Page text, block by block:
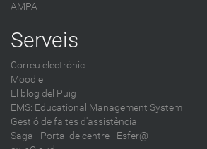
AMPA
Serveis
Correu electrònic
Moodle
El blog del Puig
EMS: Educational Management System
Gestió de faltes d'assistència
Saga - Portal de centre - Esfer@